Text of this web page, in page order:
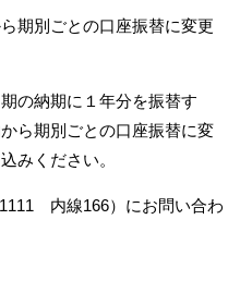
期別ごとの口座振替に変更
の納期に１年分を振替す
ら期別ごとの口座振替に変
みください。
内線166）にお問い合わ